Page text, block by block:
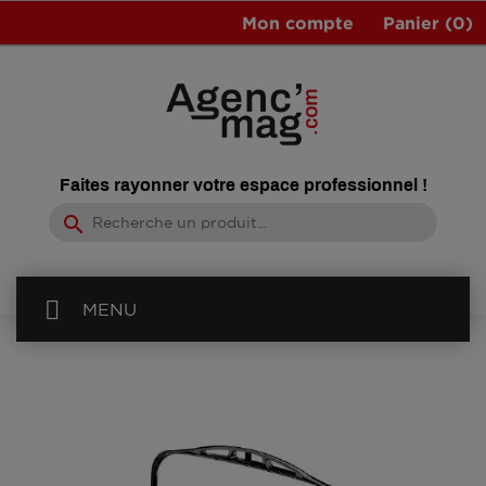
Panier (0)
Mon compte
Faites rayonner votre espace professionnel !
search
MENU